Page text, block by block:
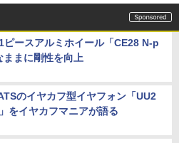
ピースアルミホイール「CE28 N-p
まに剛性を向上
のイヤカフ型イヤフォン「UU2
をイヤカフマニアが語る